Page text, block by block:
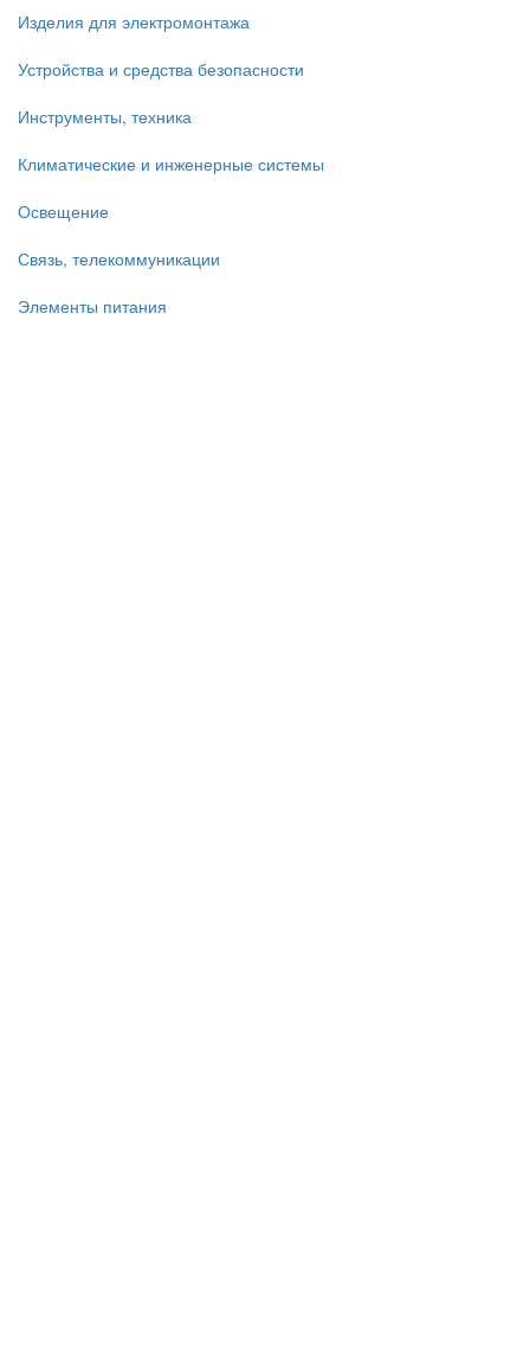
Изделия для электромонтажа
Устройства и средства безопасности
Инструменты, техника
Климатические и инженерные системы
Освещение
Связь, телекоммуникации
Элементы питания